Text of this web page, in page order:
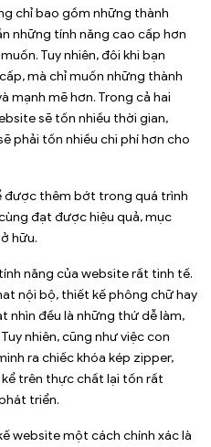
chỉ bao gồm những thành
những tính năng cao cấp hơn
Tuy nhiên, đôi khi bạn
mà chỉ muốn những thành
mạnh mẽ hơn. Trong cả hai
sẽ tốn nhiều thời gian,
phải tốn nhiều chi phí hơn cho
được thêm bớt trong quá trình
đạt được hiệu quả, mục
hữu.
năng của website rất tinh tế.
nội bộ, thiết kế phông chữ hay
nhìn đều là những thứ dễ làm,
nhiên, cũng như việc con
ra chiếc khóa kép zipper,
trên thực chất lại tốn rất
triển.
website một cách chính xác là